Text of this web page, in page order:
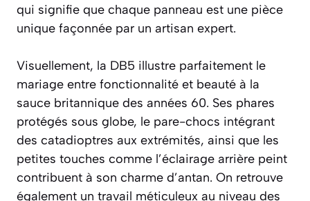
qui signifie que chaque panneau est une pièce
unique façonnée par un artisan expert.
Visuellement, la DB5 illustre parfaitement le
mariage entre fonctionnalité et beauté à la
sauce britannique des années 60. Ses phares
protégés sous globe, le pare-chocs intégrant
des catadioptres aux extrémités, ainsi que les
petites touches comme l’éclairage arrière peint
contribuent à son charme d’antan. On retrouve
également un travail méticuleux au niveau des